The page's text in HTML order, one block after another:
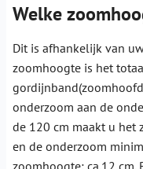
Welke
Dit is afhankelijk van
zoomhoogte is het
onderzoom aan de
de 120 cm maakt u het
en de onderzoom
zoomhoogte: ca.12